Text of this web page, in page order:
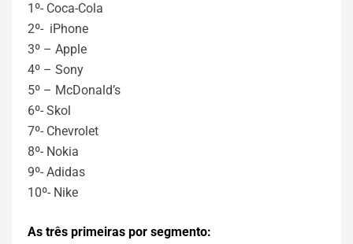
1º- Coca-Cola
2º- iPhone
3º – Apple
4º – Sony
5º – McDonald’s
6º- Skol
7º- Chevrolet
8º- Nokia
9º- Adidas
10º- Nike
As três primeiras por segmento: